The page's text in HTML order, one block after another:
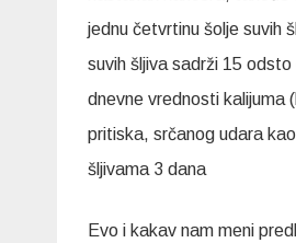
jednu četvrtinu šolje suvih
suvih šljiva sadrži 15
dnevne vrednosti kalijuma
pritiska, srčanog udara
šljivama 3 dana
Evo i kakav nam meni